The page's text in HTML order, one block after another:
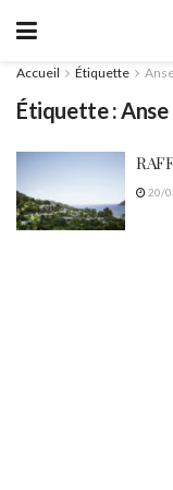
Accueil Étiquette
Étiquette :
20/